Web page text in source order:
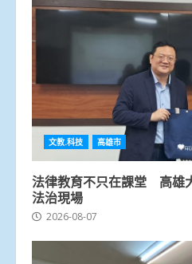
文教.科技 高雄市
法律教育不只在課堂 高雄
法治現場
2026-08-07